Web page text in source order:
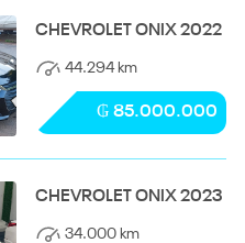
CHEVROLET ONIX 2022
44.294 km
₲ 85.000.000
CHEVROLET ONIX 2023
34.000 km